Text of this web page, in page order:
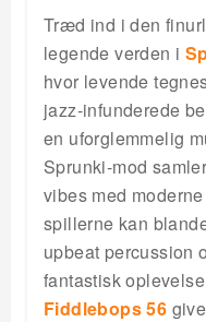
Træd ind i den
legende verden i
hvor levende
jazz-infunderede
en uforglemmelig
Sprunki-mod
vibes med
spillerne kan
upbeat percussion
fantastisk
Fiddlebops 56